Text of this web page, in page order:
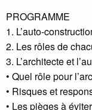
PROGRAMME
1. L’auto-
2. Les rôles de
3. L’architecte et
• Quel rôle pour
• Risques et
• Les pièges à éviter